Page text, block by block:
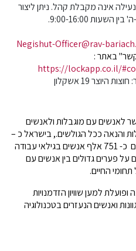
אינה מקבלת קהל. ניתן ליצור
9:00-16:00.
Negishut-Officer@rav-
באתר :
https://lockapp.co.il/
19 אשקלון
לאנשים עם מוגבלות ולאנשים
והנאה ככל הגולשים., בישראל כ –
1.6 מיליון אנשים עם מוגבלות, מתוכם כ- 751 אלף אנשים בגילאי עבודה
על פערים גדולים בין אנשים עם
החיים.
למען שוויון הזדמנויות
ואנשים הנעזרים בטכנולוגיה